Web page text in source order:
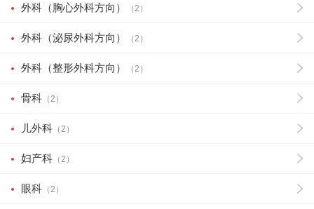
外科（胸心外科方向） （2）
外科（泌尿外科方向） （2）
外科（整形外科方向） （2）
骨科 （2）
儿外科 （2）
妇产科 （2）
眼科 （2）